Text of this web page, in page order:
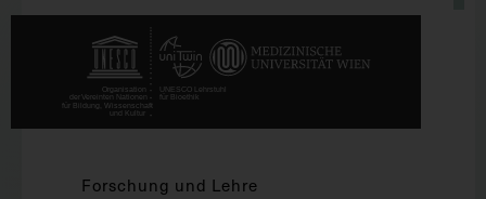
Forschung und Lehre